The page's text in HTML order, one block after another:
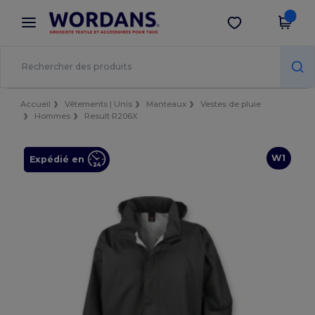
× Appli Wordans
Meilleurs prix sur l’app !
Obtenir l'appli
Accueil Vêtements | Unis Manteaux
Vestes de pluie
Hommes
Result R206X
W1
Expédié en